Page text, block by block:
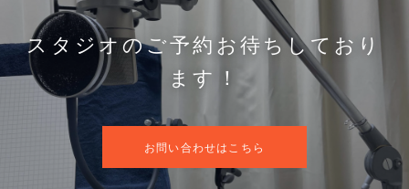
スタジオのご予約お待ちしており
ます！
お問い合わせはこちら